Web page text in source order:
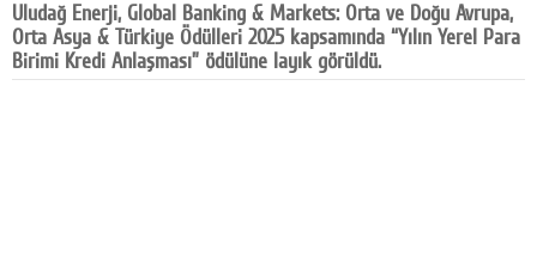
Facebook
Diziler
Uludağ Enerji, Global Banking & Markets: Orta ve Doğu Avrupa,
Orta Asya & Türkiye Ödülleri 2025 kapsamında “Yılın Yerel Para
Birimi Kredi Anlaşması” ödülüne layık görüldü.